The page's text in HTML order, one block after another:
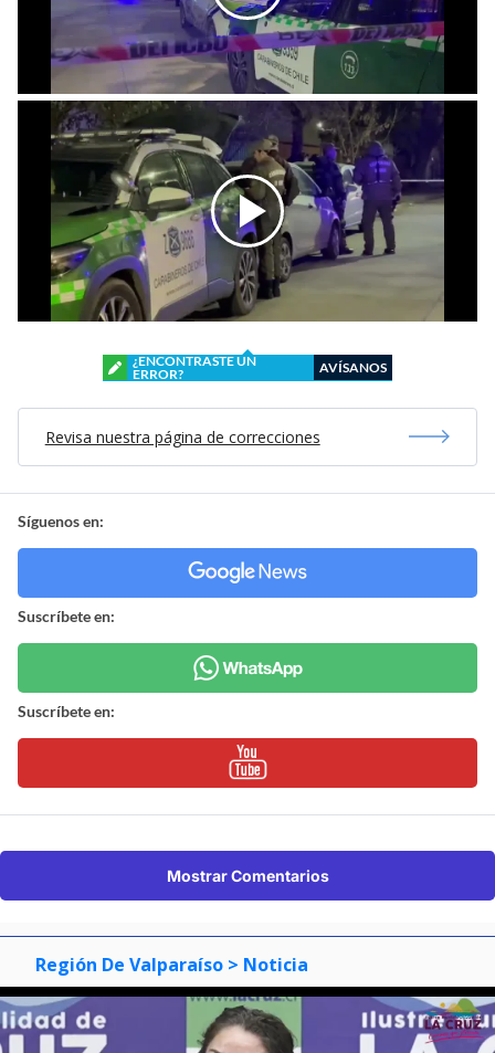
¿ENCONTRASTE UN
ERROR?
AVÍSANOS
Revisa nuestra página de correcciones
Síguenos en:
Suscríbete en:
Suscríbete en:
Mostrar Comentarios
Región De Valparaíso > Noticia